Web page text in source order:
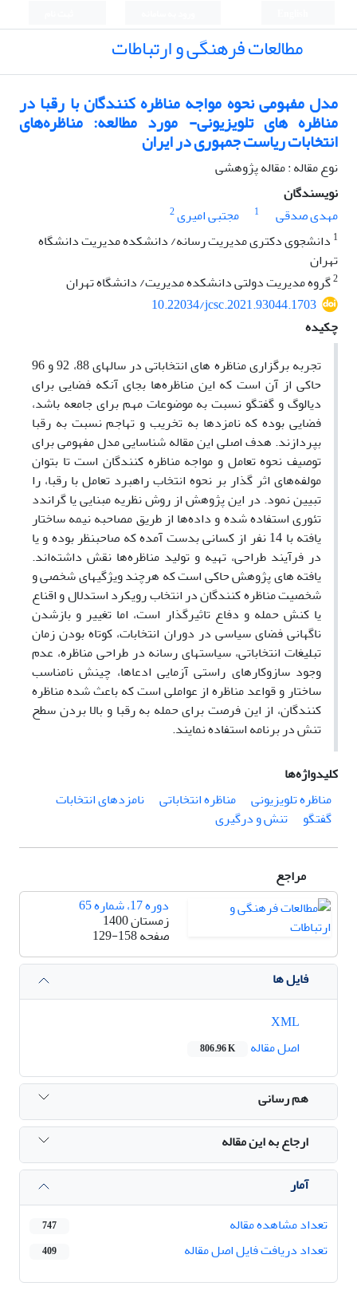
مطالعات فرهنگی و ارتباطات
مدل مفهومی نحوه مواجه مناظره کنندگان با رقبا در
مناظره های تلویزیونی- مورد مطالعه: مناظره‌های
انتخابات ریاست جمهوری در ایران
نوع مقاله : مقاله پژوهشی
نویسندگان
مهدی صدقی
1 مجتبی امیری2
1 دانشجوی دکتری مدیریت رسانه/ دانشکده مدیریت دانشگاه
تهران
2گروه مدیریت دولتی دانشکده مدیریت/ دانشگاه تهران
10.22034/jcsc.2021.93044.1703
چکیده
تجربه برگزاری مناظره های انتخاباتی در سالهای 88، 92 و 96
حاکی از آن است که این مناظره‌ها بجای آنکه فضایی برای
دیالوگ و گفتگو نسبت به موضوعات مهم برای جامعه باشد،
فضایی بوده که نامزدها به تخریب و تهاجم نسبت به رقبا
بپردازند. هدف اصلی این مقاله شناسایی مدل مفهومی برای
توصیف نحوه تعامل و مواجه مناظره کنندگان است تا بتوان
مولفه‌های اثر گذار بر نحوه انتخاب راهبرد تعامل با رقبا، را
تبیین نمود. در این پژوهش از روش نظریه مبنایی یا گراندد
تئوری استفاده شده و داده‌ها از طریق مصاحبه نیمه ساختار
یافته با 14 نفر از کسانی بدست آمده که صاحبنظر بوده و یا
در فرآیند طراحی، تهیه و تولید مناظره‌ها نقش داشته‌اند.
یافته های پژوهش حاکی است که هرچند ویژگیهای شخصی و
شخصیت مناظره کنندگان در انتخاب رویکرد استدلال و اقناع
یا کنش حمله و دفاع تاثیرگذار است، اما تغییر و بازشدن
ناگهانی فضای سیاسی در دوران انتخابات، کوتاه بودن زمان
تبلیغات انتخاباتی، سیاستهای رسانه در طراحی مناظره، عدم
وجود سازوکارهای راستی آزمایی ادعاها، چینش نامناسب
ساختار و قواعد مناظره از عواملی است که باعث شده مناظره‌
کنندگان، از این فرصت برای حمله به رقبا و بالا بردن سطح
تنش در برنامه استفاده نمایند.
کلیدواژه‌ها
مناظره تلویزیونی
مناظره انتخاباتی
نامزدهای انتخابات
گفتگو
تنش و درگیری
مراجع
دوره 17، شماره 65
زمستان 1400
صفحه129-158
فایل ها
اصل مقاله
806.96 K
هم رسانی
ارجاع به این مقاله
آمار
تعداد مشاهده مقاله
747
تعداد دریافت فایل اصل مقاله 409